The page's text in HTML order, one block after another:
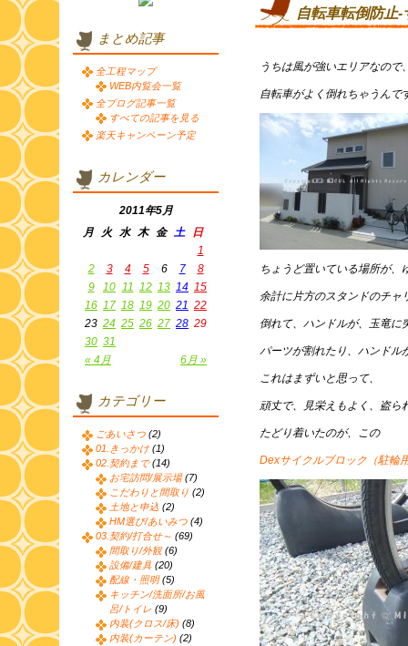
自転車転倒防止
うちは風が強いエリアなので
自転車がよく倒れちゃうんで
ちょうど置いている場所が、
余計に片方のスタンドのチャ
倒れて、ハンドルが、玉竜に
パーツが割れたり、ハンドル
これはまずいと思って、
頑丈で、見栄えもよく、盗ら
たどり着いたのが、この
Dexサイクルブロック（駐輪
まとめ記事
全工程マップ
WEB内覧会一覧
全ブログ記事一覧
すべての記事を見る
楽天キャンペーン予定
カレンダー
2011年5月
月
火 水 木 金 土 日
« 4月 6月 »
1
2
3 4 5 6 7
8
9
10 11 12 13 14 15
16 17 18 19 20 21 22
23 24 25 26 27 28 29
30 31
カテゴリー
ごあいさつ (2)
01.きっかけ (1)
02.契約まで(14)
お宅訪問/展示場(7)
こだわりと間取り (2)
土地と申込 (2)
HM選び/あいみつ (4)
03.契約/打合せ～ (69)
間取り/外観 (6)
設備/建具 (20)
配線・照明(5)
キッチン/洗面所/お風
呂/トイレ (9)
内装(クロス/床) (8)
内装(カーテン) (2)